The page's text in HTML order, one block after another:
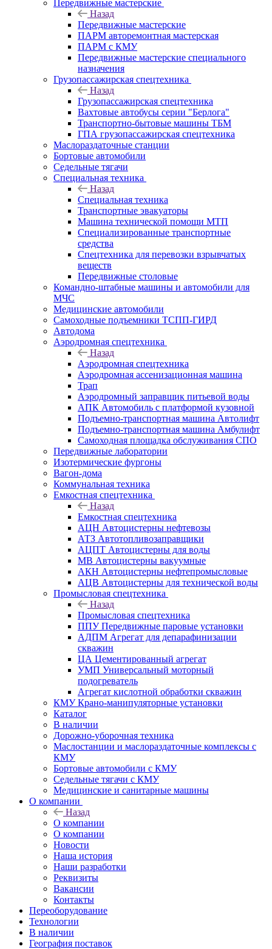
Передвижные мастерские
Назад
Передвижные мастерские
ПАРМ авторемонтная мастерская
ПАРМ с КМУ
Передвижные мастерские специального
назначения
Грузопассажирская спецтехника
Назад
Грузопассажирская спецтехника
Вахтовые автобусы серии "Берлога"
Транспортно-бытовые машины ТБМ
ГПА грузопассажирская спецтехника
Маслораздаточные станции
Бортовые автомобили
Седельные тягачи
Специальная техника
Назад
Специальная техника
Транспортные эвакуаторы
Машина технической помощи МТП
Специализированные транспортные
средства
Спецтехника для перевозки взрывчатых
веществ
Передвижные столовые
Командно-штабные машины и автомобили для
МЧС
Медицинские автомобили
Самоходные подъемники ТСПП-ГИРД
Автодома
Аэродромная спецтехника
Назад
Аэродромная спецтехника
Аэродромная ассенизационная машина
Трап
Аэродромный заправщик питьевой воды
АПК Автомобиль с платформой кузовной
Подъемно-транспортная машина Автолифт
Подъемно-транспортная машина Амбулифт
Самоходная площадка обслуживания СПО
Передвижные лаборатории
Изотермические фургоны
Вагон-дома
Коммунальная техника
Емкостная спецтехника
Назад
Емкостная спецтехника
АЦН Автоцистерны нефтевозы
АТЗ Автотопливозаправщики
АЦПТ Автоцистерны для воды
МВ Автоцистерны вакуумные
АКН Автоцистерны нефтепромысловые
АЦВ Автоцистерны для технической воды
Промысловая спецтехника
Назад
Промысловая спецтехника
ППУ Передвижные паровые установки
АДПМ Агрегат для депарафинизации
скважин
ЦА Цементированный агрегат
УМП Универсальный моторный
подогреватель
Агрегат кислотной обработки скважин
КМУ Крано-манипуляторные установки
Каталог
В наличии
Дорожно-уборочная техника
Маслостанции и маслораздаточные комплексы с
КМУ
Бортовые автомобили с КМУ
Седельные тягачи с КМУ
Медицинские и санитарные машины
О компании
Назад
О компании
О компании
Новости
Наша история
Наши разработки
Реквизиты
Вакансии
Контакты
Переоборудование
Технологии
В наличии
География поставок